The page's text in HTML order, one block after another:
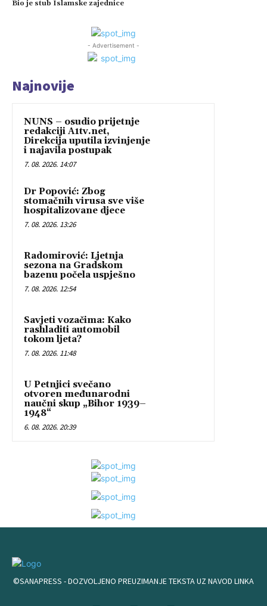
Bio je stub Islamske zajednice
- Advertisement -
Najnovije
NUNS – osudio prijetnje
redakciji A1tv.net,
Direkcija uputila izvinjenje
i najavila postupak
7. 08. 2026. 14:07
Dr Popović: Zbog
stomačnih virusa sve više
hospitalizovane djece
7. 08. 2026. 13:26
Radomirović: Ljetnja
sezona na Gradskom
bazenu počela uspješno
7. 08. 2026. 12:54
Savjeti vozačima: Kako
rashladiti automobil
tokom ljeta?
7. 08. 2026. 11:48
U Petnjici svečano
otvoren međunarodni
naučni skup „Bihor 1939–
1948“
6. 08. 2026. 20:39
©SANAPRESS - DOZVOLJENO PREUZIMANJE TEKSTA UZ NAVOD LINKA